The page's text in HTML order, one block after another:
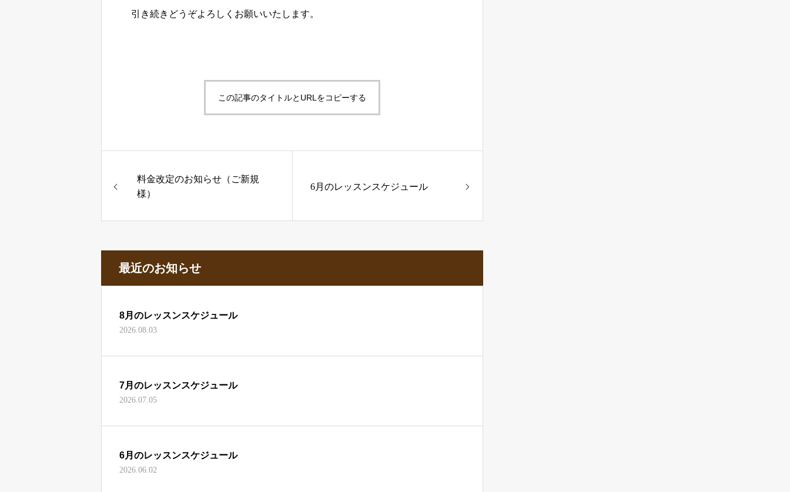
引き続きどうぞよろしくお願いいたします。
この記事のタイトルとURLをコピーする
料金改定のお知らせ（ご新規
様）
6月のレッスンスケジュール
最近のお知らせ
8月のレッスンスケジュール
2026.08.03
7月のレッスンスケジュール
2026.07.05
6月のレッスンスケジュール
2026.06.02